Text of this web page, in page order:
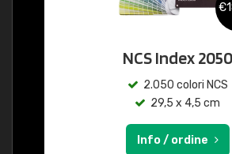
NCS Index 2050
2.050 colori NCS
29,5 x 4,5 cm
Info / ordine